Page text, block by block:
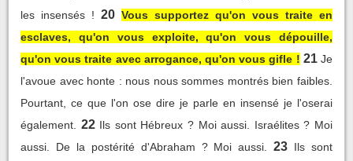
les insensés ! 20 Vous supportez qu'on vous traite en
esclaves, qu'on vous exploite, qu'on vous dépouille,
qu'on vous traite avec arrogance, qu'on vous gifle ! 21 Je
l'avoue avec honte : nous nous sommes montrés bien faibles.
Pourtant, ce que l'on ose dire je parle en insensé je l'oserai
également.
22 Ils sont Hébreux ? Moi aussi. Israélites ? Moi
aussi. De la postérité d'Abraham ? Moi aussi.
23 Ils sont